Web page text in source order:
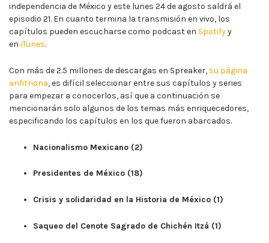
independencia de México y este lunes 24 de agosto saldrá el
episodio 21. En cuanto termina la transmisión en vivo, los
capítulos pueden escucharse como podcast en Spotifyy
en iTunes.
Con más de 2.5 millones de descargas en Spreaker, su página
anfitriona, es difícil seleccionar entre sus capítulos y series
para empezar a conocerlos, así que a continuación se
mencionarán solo algunos de los temas más enriquecedores,
especificando los capítulos en los que fueron abarcados.
Nacionalismo Mexicano (2)
Presidentes de México (18)
Crisis y solidaridad en la Historia de México (1)
Saqueo del Cenote Sagrado de Chichén Itzá (1)